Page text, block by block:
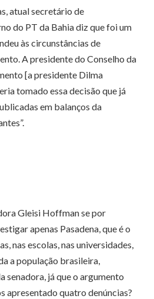
atual secretário de
do PT da Bahia diz que foi um
às circunstâncias de
A presidente do Conselho da
[a presidente Dilma
tomado essa decisão que já
em balanços da
Gleisi Hoffman se por
apenas Pasadena, que é o
nas escolas, nas universidades,
a população brasileira,
senadora, já que o argumento
apresentado quatro denúncias?